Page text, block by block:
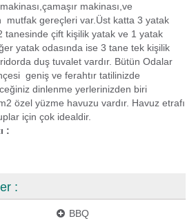
makinası,ve
mutfak gereçleri var.Üst katta 3 yatak
tanesinde çift kişilik yatak ve 1 yatak
yatak odasında ise 3 tane tek kişilik
duş tuvalet vardır. Bütün Odalar
geniş ve ferahtır tatilinizde
dinlenme yerlerinizden biri
özel yüzme havuzu vardır. Havuz etrafı
için çok idealdir.
:
:
BBQ